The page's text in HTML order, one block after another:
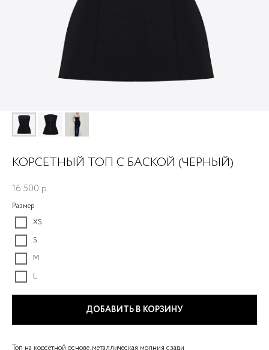
КОРСЕТНЫЙ ТОП С БАСКОЙ (ЧЕРНЫЙ)
16 500 р.
Размер
XS
S
M
L
ДОБАВИТЬ В КОРЗИНУ